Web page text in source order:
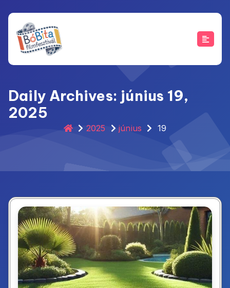
content
Daily Archives: június 19,
2025
2025 június 19